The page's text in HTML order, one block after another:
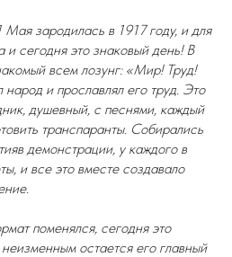
Мая зародилась в 1917 году, и для
сегодня это знаковый день! В
всем лозунг: «Мир! Труд!
и прославлял его труд. Это
душевный, с песнями, каждый
транспаранты. Собирались
демонстрации, у каждого в
и все это вместе создавало
поменялся, сегодня это
остается его главный